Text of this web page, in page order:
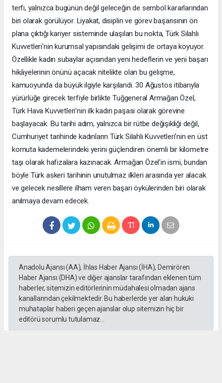
terfi, yalnızca bugünün değil geleceğin de sembol kararlarından
biri olarak görülüyor. Liyakat, disiplin ve görev başarısının ön
plana çıktığı kariyer sisteminde ulaşılan bu nokta, Türk Silahlı
Kuvvetleri'nin kurumsal yapısındaki gelişimi de ortaya koyuyor.
Özellikle kadın subaylar açısından yeni hedeflerin ve yeni başarı
hikâyelerinin önünü açacak nitelikte olan bu gelişme,
kamuoyunda da büyük ilgiyle karşılandı. 30 Ağustos itibarıyla
yürürlüğe girecek terfiyle birlikte Tuğgeneral Armağan Özel,
Türk Hava Kuvvetleri'nin ilk kadın paşası olarak görevine
başlayacak. Bu tarihi adım, yalnızca bir rütbe değişikliği değil,
Cumhuriyet tarihinde kadınların Türk Silahlı Kuvvetleri'nin en üst
komuta kademelerindeki yerini güçlendiren önemli bir kilometre
taşı olarak hafızalara kazınacak. Armağan Özel'in ismi, bundan
böyle Türk askeri tarihinin unutulmaz ilkleri arasında yer alacak
ve gelecek nesillere ilham veren başarı öykülerinden biri olarak
anılmaya devam edecek.
Anadolu Ajansı (AA), İhlas Haber Ajansı (İHA), Demirören
Haber Ajansı (DHA) ve diğer ajanslar tarafından eklenen tüm
haberler, sitemizin editörlerinin müdahalesi olmadan ajans
kanallarından çekilmektedir. Bu haberlerde yer alan hukuki
muhataplar haberi geçen ajanslar olup sitemizin hiç bir
editörü sorumlu tutulamaz...